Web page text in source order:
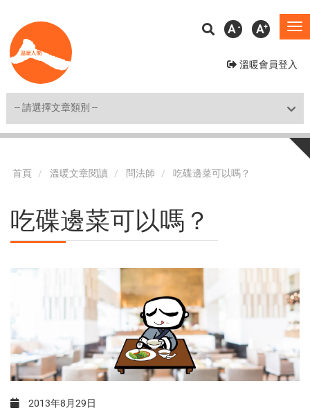
至
主
溫暖會員登入
A A
Shortcut
首頁 溫暖文章閱讀 問法師 吃碟邊菜可以嗎？
吃碟邊菜可以嗎？
2013年8月29日